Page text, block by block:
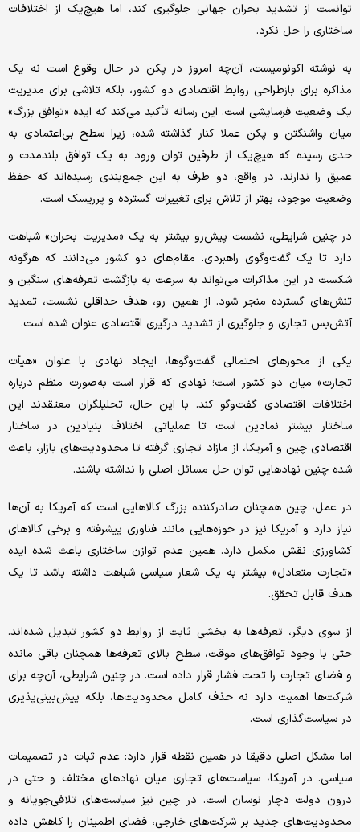
توانست از تشدید بحران جهانی جلوگیری کند، اما هیچ‌یک از اختلافات
ساختاری را حل نکرد.
به نوشته اکونومیست، آن‌چه امروز در پکن در حال وقوع است نه یک
مذاکره برای بازطراحی روابط اقتصادی دو کشور، بلکه تلاشی برای مدیریت
یک وضعیت فرسایشی است. این رسانه تأکید می‌کند که ایده «توافق بزرگ»
میان واشنگتن و پکن عملا کنار گذاشته شده، زیرا سطح بی‌اعتمادی به
حدی رسیده که هیچ‌یک از طرفین توان ورود به یک توافق بلندمدت و
عمیق را ندارند. در واقع، دو طرف به این جمع‌بندی رسیده‌اند که حفظ
وضعیت موجود، بهتر از تلاش برای تغییرات گسترده و پرریسک است.
در چنین شرایطی، نشست پیش‌رو بیشتر به یک «مدیریت بحران» شباهت
دارد تا یک گفت‌وگوی راهبردی. مقام‌های دو کشور می‌دانند که هرگونه
شکست در این مذاکرات می‌تواند به سرعت به بازگشت تعرفه‌های سنگین و
تنش‌های گسترده منجر شود. از همین رو، هدف حداقلی نشست، تمدید
آتش‌بس تجاری و جلوگیری از تشدید درگیری اقتصادی عنوان شده است.
یکی از محورهای احتمالی گفت‌وگوها، ایجاد نهادی با عنوان «هیأت
تجارت» میان دو کشور است؛ نهادی که قرار است به‌صورت منظم درباره
اختلافات اقتصادی گفت‌وگو کند. با این حال، تحلیلگران معتقدند این
ساختار بیشتر نمادین است تا عملیاتی. اختلاف بنیادین در ساختار
اقتصادی چین و آمریکا، از مازاد تجاری گرفته تا محدودیت‌های بازار، باعث
شده چنین نهادهایی توان حل مسائل اصلی را نداشته باشند.
در عمل، چین همچنان صادرکننده بزرگ کالاهایی است که آمریکا به آن‌ها
نیاز دارد و آمریکا نیز در حوزه‌هایی مانند فناوری پیشرفته و برخی کالاهای
کشاورزی نقش مکمل دارد. همین عدم توازن ساختاری باعث شده ایده
«تجارت متعادل» بیشتر به یک شعار سیاسی شباهت داشته باشد تا یک
هدف قابل تحقق.
از سوی دیگر، تعرفه‌ها به بخشی ثابت از روابط دو کشور تبدیل شده‌اند.
حتی با وجود توافق‌های موقت، سطح بالای تعرفه‌ها همچنان باقی مانده
و فضای تجارت را تحت فشار قرار داده است. در چنین شرایطی، آن‌چه برای
شرکت‌ها اهمیت دارد نه حذف کامل محدودیت‌ها، بلکه پیش‌بینی‌پذیری
در سیاست‌گذاری است.
اما مشکل اصلی دقیقا در همین نقطه قرار دارد: عدم ثبات در تصمیمات
سیاسی. در آمریکا، سیاست‌های تجاری میان نهادهای مختلف و حتی در
درون دولت دچار نوسان است. در چین نیز سیاست‌های تلافی‌جویانه و
محدودیت‌های جدید بر شرکت‌های خارجی، فضای اطمینان را کاهش داده